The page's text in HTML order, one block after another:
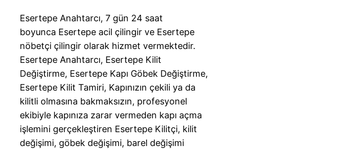
Esertepe Anahtarcı, 7 gün 24 saat
boyunca Esertepe acil çilingir ve Esertepe
nöbetçi çilingir olarak hizmet vermektedir.
Esertepe Anahtarcı, Esertepe Kilit
Değiştirme, Esertepe Kapı Göbek Değiştirme,
Esertepe Kilit Tamiri, Kapınızın çekili ya da
kilitli olmasına bakmaksızın, profesyonel
ekibiyle kapınıza zarar vermeden kapı açma
işlemini gerçekleştiren Esertepe Kilitçi, kilit
değişimi, göbek değişimi, barel değişimi